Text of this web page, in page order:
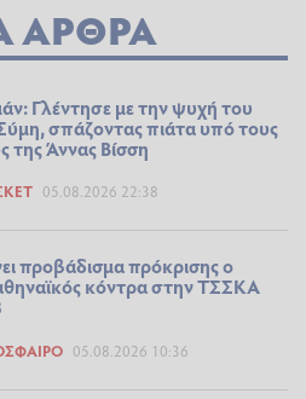
ΆΡΘΡΑ
Γλέντησε με την ψυχή του
σπάζοντας πιάτα υπό τους
της Άννας Βίσση
05.08.2026 22:38
προβάδισμα πρόκρισης ο
κόντρα στην ΤΣΣΚΑ
05.08.2026 10:36